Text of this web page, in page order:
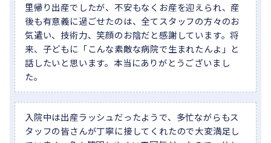
里帰り出産でしたが、不安もなくお産を迎えられ、産
後も有意義に過ごせたのは、全てスタッフの方々のお
気遣い、技術力、笑顔のお陰だと感謝しています。将
来、子どもに「こんな素敵な病院で生まれたんよ」と
話したいと思います。本当にありがとうございまし
た。
入院中は出産ラッシュだったようで、多忙ながらもス
タッフの皆さんが丁寧に接してくれたので大変満足し